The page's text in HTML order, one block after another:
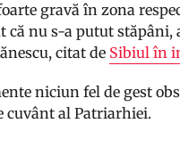
gravă în zona
nu s-a putut stăpâni,
citat de Sibiul în
niciun fel de gest
cuvânt al Patriarhiei.